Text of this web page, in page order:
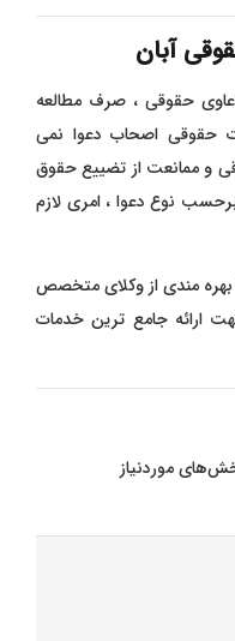
آبان
حقوقی ، صرف مطالعه
حقوقی اصحاب دعوا نمی
و ممانعت از تضییع حقوق
نوع دعوا ، امری لازم
مندی از وکلای متخصص
ارائه جامع ترین خدمات
موردنیاز